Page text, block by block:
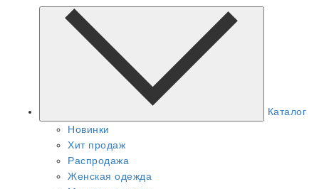
Каталог
Новинки
Хит продаж
Распродажа
Женская одежда